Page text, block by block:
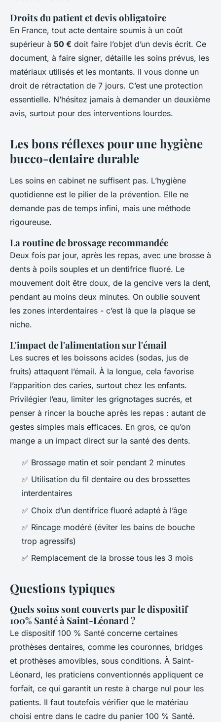
Droits du patient et devis obligatoire
En France, tout acte dentaire soumis à un coût
supérieur à 50 € doit faire l’objet d’un devis écrit. Ce
document, à faire signer, détaille les soins prévus, les
matériaux utilisés et les montants. Il vous donne un
droit de rétractation de 7 jours. C’est une protection
essentielle. N’hésitez jamais à demander un deuxième
avis, surtout pour des interventions lourdes.
Les bons réflexes pour une hygiène
bucco-dentaire durable
Les soins en cabinet ne suffisent pas. L’hygiène
quotidienne est le pilier de la prévention. Elle ne
demande pas de temps infini, mais une méthode
rigoureuse.
La routine de brossage recommandée
Deux fois par jour, après les repas, avec une brosse à
dents à poils souples et un dentifrice fluoré. Le
mouvement doit être doux, de la gencive vers la dent,
pendant au moins deux minutes. On oublie souvent
les zones interdentaires - c’est là que la plaque se
niche.
L'impact de l'alimentation sur l'émail
Les sucres et les boissons acides (sodas, jus de
fruits) attaquent l’émail. À la longue, cela favorise
l’apparition des caries, surtout chez les enfants.
Privilégier l’eau, limiter les grignotages sucrés, et
penser à rincer la bouche après les repas : autant de
gestes simples mais efficaces. En gros, ce qu’on
mange a un impact direct sur la santé des dents.
✅ Brossage matin et soir pendant 2 minutes
✅ Utilisation du fil dentaire ou des brossettes
interdentaires
✅ Choix d’un dentifrice fluoré adapté à l’âge
✅ Rincage modéré (éviter les bains de bouche
trop agressifs)
✅ Remplacement de la brosse tous les 3 mois
Questions typiques
Quels soins sont couverts par le dispositif
100% Santé à Saint-Léonard ?
Le dispositif 100 % Santé concerne certaines
prothèses dentaires, comme les couronnes, bridges
et prothèses amovibles, sous conditions. À Saint-
Léonard, les praticiens conventionnés appliquent ce
forfait, ce qui garantit un reste à charge nul pour les
patients. Il faut toutefois vérifier que le matériau
choisi entre dans le cadre du panier 100 % Santé.